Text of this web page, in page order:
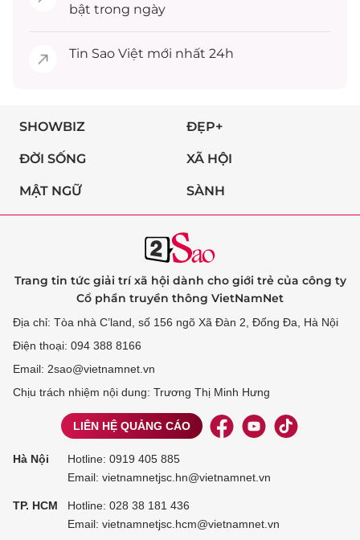
bật trong ngày
Tin Sao Việt mới nhất 24h
SHOWBIZ ĐẸP+
ĐỜI SỐNG XÃ HỘI
MẬT NGỮ SÀNH
Trang tin tức giải trí xã hội dành cho giới trẻ của công ty
Cổ phần truyền thông VietNamNet
Địa chỉ: Tòa nhà C’land, số 156 ngõ Xã Đàn 2, Đống Đa, Hà Nội
Điện thoại: 094 388 8166
Email: 2sao@vietnamnet.vn
Chịu trách nhiệm nội dung: Trương Thị Minh Hưng
LIÊN HỆ QUẢNG CÁO
Hà Nội Hotline: 0919 405 885
Email: vietnamnetjsc.hn@vietnamnet.vn
TP. HCM Hotline: 028 38 181 436
Email: vietnamnetjsc.hcm@vietnamnet.vn